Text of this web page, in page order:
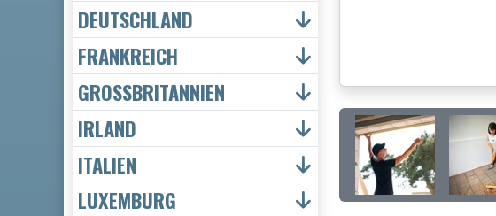
DEUTSCHLAND
FRANKREICH
GROSSBRITANNIEN
IRLAND
ITALIEN
LUXEMBURG